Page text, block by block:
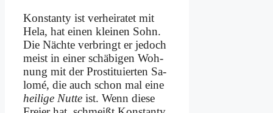
Kon­stan­ty ist ver­hei­ra­tet mit
He­la, hat ei­nen klei­nen Sohn.
Die Näch­te ver­bringt er je­doch
meist in ei­ner schä­bi­gen Woh­
nung mit der Pro­sti­tu­ier­ten Sa­
lo­mé, die auch schon mal ei­ne
hei­li­ge Nut­te ist. Wenn die­se